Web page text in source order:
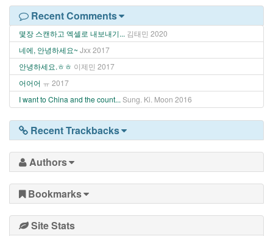
Recent Comments
몇장 스캔하고 엑셀로 내보내기... 김태민 2020
네에, 안녕하세요~ Jxx2017
안녕하세요.ㅎㅎ 이제민 2017
어어어 ㅠ 2017
I want to China and the count... Sung. Ki. Moon 2016
Recent Trackbacks
Authors
Bookmarks
Site Stats